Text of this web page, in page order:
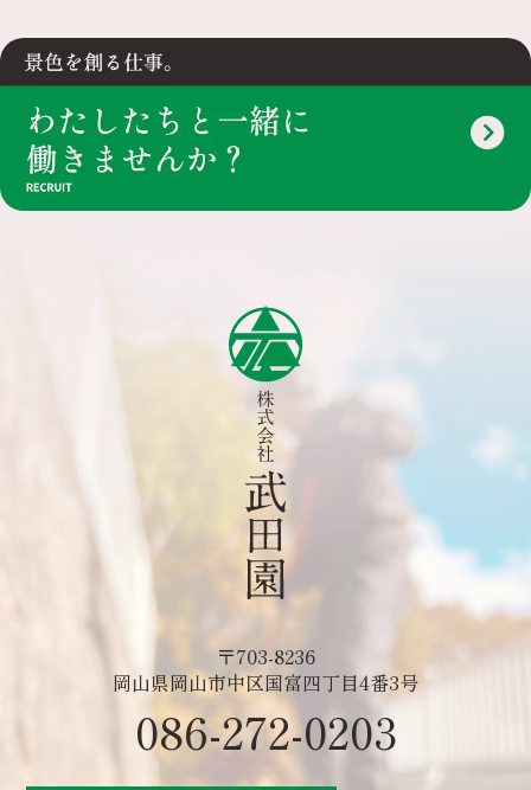
〒703-8236
岡山県岡山市中区国富四丁目4番3号
086-272-0203